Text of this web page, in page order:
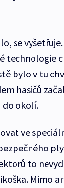
se
technologie
bylo v tu
hasičů
do okolí.
ve
to
Mimo